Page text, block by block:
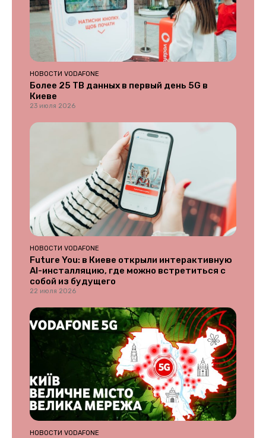
НОВОСТИ VODAFONE
Более 25 ТВ данных в первый день 5G в
Киеве
23 июля 2026
НОВОСТИ VODAFONE
Future You: в Киеве открыли интерактивную
AI-инсталляцию, где можно встретиться с
собой из будущего
22 июля 2026
НОВОСТИ VODAFONE